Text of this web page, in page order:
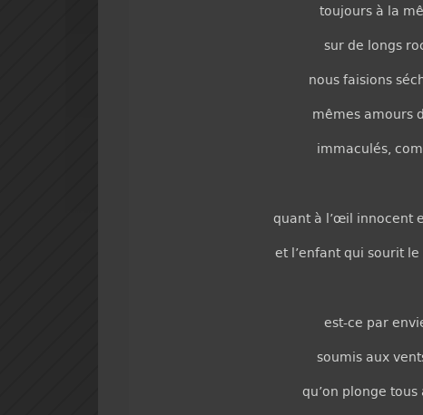
toujours à la
sur de longs
nous faisions
mêmes amours
immaculés,
quant à l’œil innocent
et l’enfant qui sourit
est-ce par
soumis aux
qu’on plonge